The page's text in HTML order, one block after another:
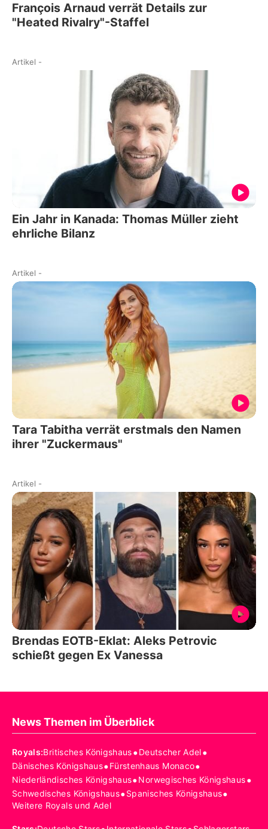
François Arnaud verrät Details zur
"Heated Rivalry"-Staffel
Artikel -
Ein Jahr in Kanada: Thomas Müller zieht
ehrliche Bilanz
Artikel -
Tara Tabitha verrät erstmals den Namen
ihrer "Zuckermaus"
Artikel -
Brendas EOTB-Eklat: Aleks Petrovic
schießt gegen Ex Vanessa
News Themen im Überblick
Royals:Britisches Königshaus•Deutscher Adel•
Dänisches Königshaus•Fürstenhaus Monaco•
Niederländisches Königshaus•Norwegisches Königshaus•
Schwedisches Königshaus•Spanisches Königshaus•
Weitere Royals und Adel